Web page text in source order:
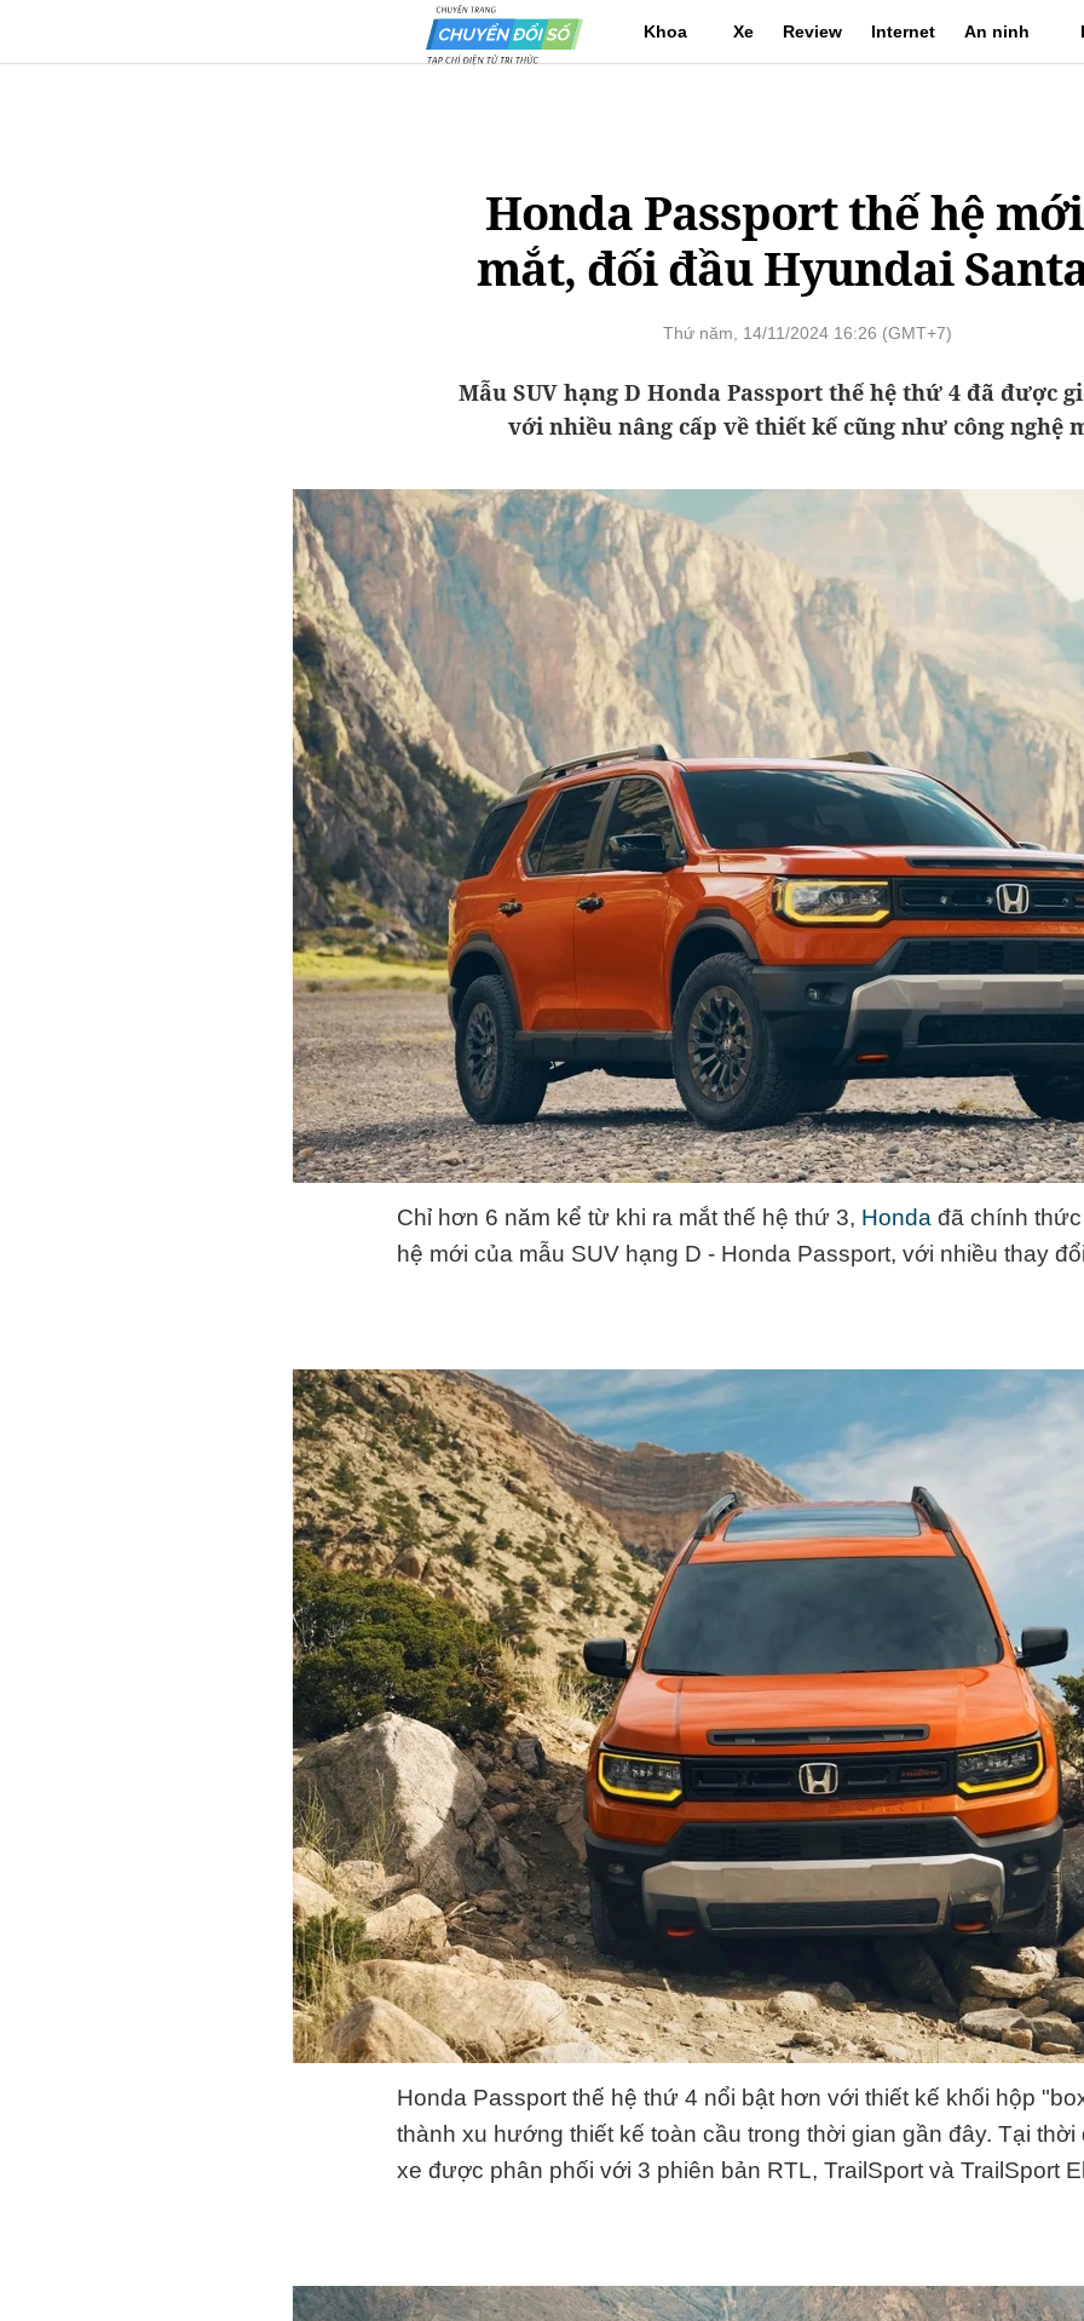
Khoa Xe Review Internet An ninh
Honda Passport thế hệ
mắt, đối đầu Hyundai
Thứ năm, 14/11/2024 16:26 (GMT+7)
Mẫu SUV hạng D Honda Passport thế hệ thứ 4 đã được
với nhiều nâng cấp về thiết kế cũng như công nghệ
Chỉ hơn 6 năm kể từ khi ra mắt thế hệ thứ 3, Honda đã chính
hệ mới của mẫu SUV hạng D - Honda Passport, với nhiều thay
Honda Passport thế hệ thứ 4 nổi bật hơn với thiết kế khối hộp
thành xu hướng thiết kế toàn cầu trong thời gian gần đây. Tại thời
xe được phân phối với 3 phiên bản RTL, TrailSport và TrailSport